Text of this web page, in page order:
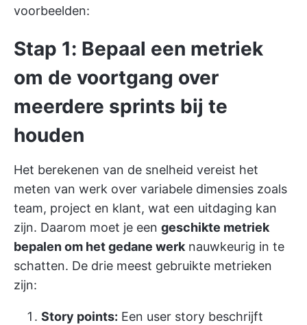
voorbeelden:
Stap 1: Bepaal een metriek
om de voortgang over
meerdere sprints bij te
houden
Het berekenen van de snelheid vereist het
meten van werk over variabele dimensies zoals
team, project en klant, wat een uitdaging kan
zijn. Daarom moet je een geschikte metriek
bepalen om het gedane werknauwkeurig in te
schatten. De drie meest gebruikte metrieken
zijn:
Story points: Een user story beschrijft